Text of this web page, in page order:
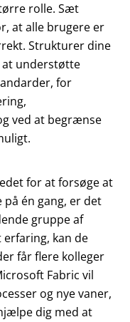
rolle. Sæt
at alle brugere er
Strukturer dine
understøtte
for
ved at begrænse
for at forsøge at
én gang, er det
gruppe af
kan de
får flere kolleger
Fabric vil
og nye vaner,
dig med at